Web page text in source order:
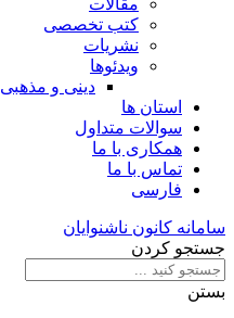
کتب تخصصی
نشریات
ویدئوها
دینی و مذهبی
استان ها
سوالات متداول
همکاری با ما
تماس با ما
فارسی
سامانه کانون ناشنوایان
جستجو کردن
بستن